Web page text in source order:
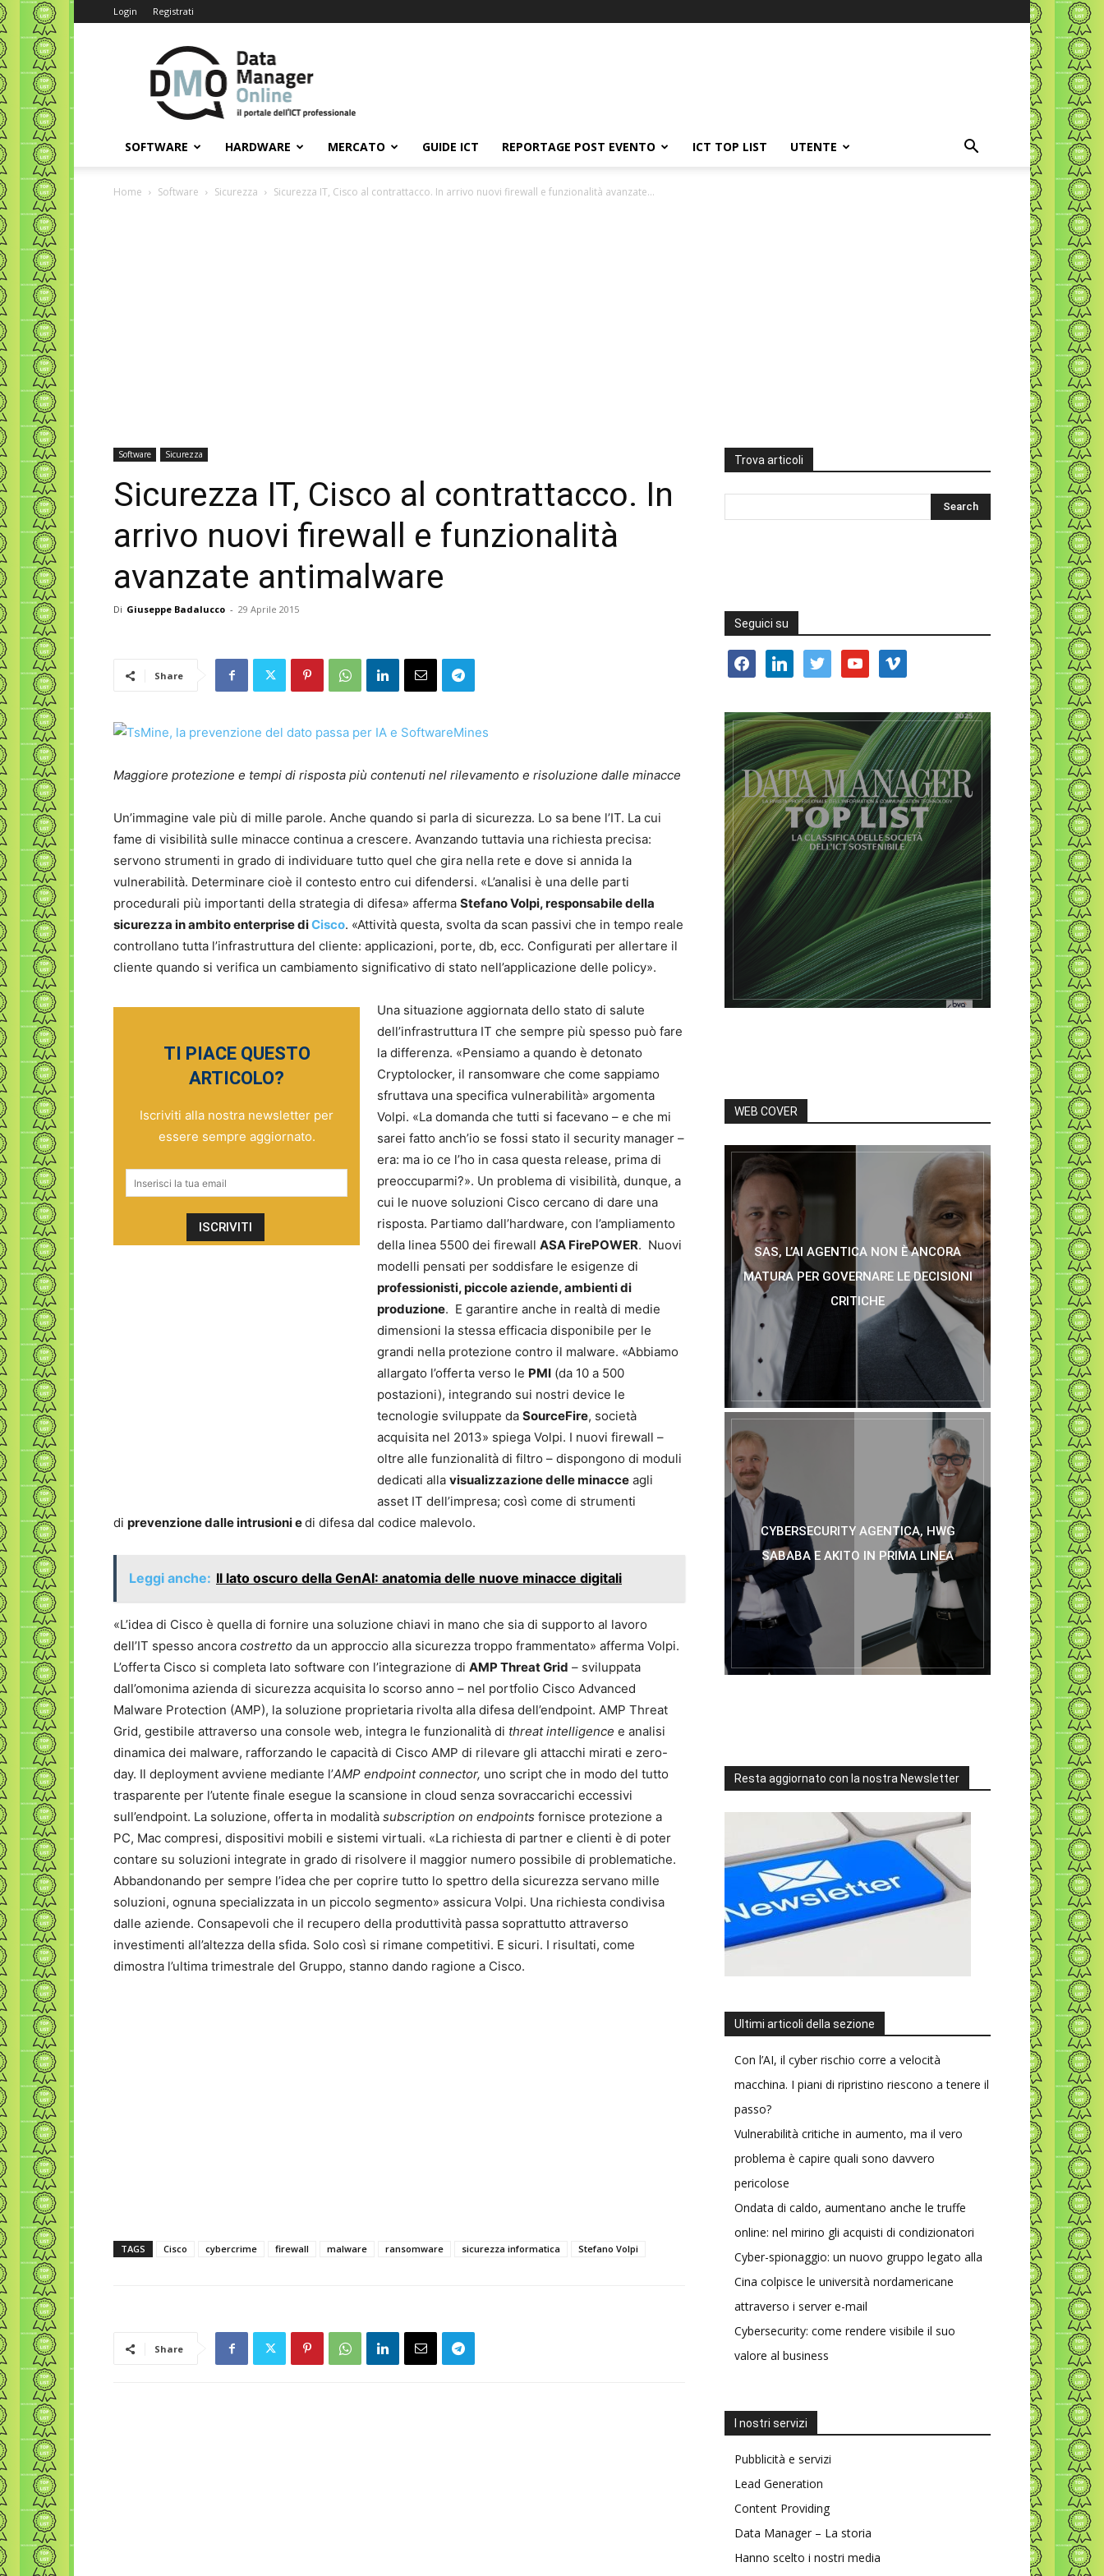
Login Registrati
Data
Manager
Online
SOFTWARE HARDWARE MERCATO GUIDE ICT REPORTAGE POST EVENTO ICT TOP LIST UTENTE
Home Software Sicurezza Sicurezza IT, Cisco al contrattacco. In arrivo nuovi firewall e funzionalità avanzate...
Software Sicurezza
Sicurezza IT, Cisco al contrattacco. In
arrivo nuovi firewall e funzionalità
avanzate antimalware
Di Giuseppe Badalucco - 29 Aprile 2015
Share
Maggiore protezione e tempi di risposta più contenuti nel rilevamento e risoluzione dalle minacce
Un’immagine vale più di mille parole. Anche quando si parla di sicurezza. Lo sa bene l’IT. La cui
fame di visibilità sulle minacce continua a crescere. Avanzando tuttavia una richiesta precisa:
servono strumenti in grado di individuare tutto quel che gira nella rete e dove si annida la
vulnerabilità. Determinare cioè il contesto entro cui difendersi. «L’analisi è una delle parti
procedurali più importanti della strategia di difesa» afferma Stefano Volpi, responsabile della
sicurezza in ambito enterprise diCisco. «Attività questa, svolta da scan passivi che in tempo reale
controllano tutta l’infrastruttura del cliente: applicazioni, porte, db, ecc. Configurati per allertare il
cliente quando si verifica un cambiamento significativo di stato nell’applicazione delle policy».
TI PIACE QUESTO
ARTICOLO?
Iscriviti alla nostra newsletter per
essere sempre aggiornato.
Una situazione aggiornata dello stato di salute
dell’infrastruttura IT che sempre più spesso può fare
la differenza. «Pensiamo a quando è detonato
Cryptolocker, il ransomware che come sappiamo
sfruttava una specifica vulnerabilità» argomenta
Volpi. «La domanda che tutti si facevano – e che mi
sarei fatto anch’io se fossi stato il security manager –
era: ma io ce l’ho in casa questa release, prima di
preoccuparmi?». Un problema di visibilità, dunque, a
cui le nuove soluzioni Cisco cercano di dare una
risposta. Partiamo dall’hardware, con l’ampliamento
della linea 5500 dei firewall ASA FirePOWER. Nuovi
modelli pensati per soddisfare le esigenze di
professionisti, piccole aziende, ambienti di
produzione. E garantire anche in realtà di medie
dimensioni la stessa efficacia disponibile per le
grandi nella protezione contro il malware. «Abbiamo
allargato l’offerta verso le PMI (da 10 a 500
postazioni), integrando sui nostri device le
tecnologie sviluppate da SourceFire, società
acquisita nel 2013» spiega Volpi. I nuovi firewall –
oltre alle funzionalità di filtro – dispongono di moduli
dedicati alla visualizzazione delle minacce agli
asset IT dell’impresa; così come di strumenti
di prevenzione dalle intrusioni edi difesa dal codice malevolo.
Leggi anche: Il lato oscuro della GenAI: anatomia delle nuove minacce digitali
«L’idea di Cisco è quella di fornire una soluzione chiavi in mano che sia di supporto al lavoro
dell’IT spesso ancora costretto da un approccio alla sicurezza troppo frammentato» afferma Volpi.
L’offerta Cisco si completa lato software con l’integrazione di AMP Threat Grid – sviluppata
dall’omonima azienda di sicurezza acquisita lo scorso anno – nel portfolio Cisco Advanced
Malware Protection (AMP), la soluzione proprietaria rivolta alla difesa dell’endpoint. AMP Threat
Grid, gestibile attraverso una console web, integra le funzionalità di threat intelligence e analisi
dinamica dei malware, rafforzando le capacità di Cisco AMP di rilevare gli attacchi mirati e zero-
day. Il deployment avviene mediante l’AMP endpoint connector, uno script che in modo del tutto
trasparente per l’utente finale esegue la scansione in cloud senza sovraccarichi eccessivi
sull’endpoint. La soluzione, offerta in modalità subscription on endpoints fornisce protezione a
PC, Mac compresi, dispositivi mobili e sistemi virtuali. «La richiesta di partner e clienti è di poter
contare su soluzioni integrate in grado di risolvere il maggior numero possibile di problematiche.
Abbandonando per sempre l’idea che per coprire tutto lo spettro della sicurezza servano mille
soluzioni, ognuna specializzata in un piccolo segmento» assicura Volpi. Una richiesta condivisa
dalle aziende. Consapevoli che il recupero della produttività passa soprattutto attraverso
investimenti all’altezza della sfida. Solo così si rimane competitivi. E sicuri. I risultati, come
dimostra l’ultima trimestrale del Gruppo, stanno dando ragione a Cisco.
TAGS Cisco cybercrime firewall malware ransomware sicurezza informatica Stefano Volpi
Share
Trova articoli
Seguici su
facebooklinkedin twitter youtube vimeo
WEB COVER
SAS, L’AI AGENTICA NON È ANCORA
MATURA PER GOVERNARE LE DECISIONI
CRITICHE
CYBERSECURITY AGENTICA, HWG
SABABA E AKITO IN PRIMA LINEA
Resta aggiornato con la nostra Newsletter
Ultimi articoli della sezione
Con l’AI, il cyber rischio corre a velocità
macchina. I piani di ripristino riescono a tenere il
passo?
Vulnerabilità critiche in aumento, ma il vero
problema è capire quali sono davvero
pericolose
Ondata di caldo, aumentano anche le truffe
online: nel mirino gli acquisti di condizionatori
Cyber-spionaggio: un nuovo gruppo legato alla
Cina colpisce le università nordamericane
attraverso i server e-mail
Cybersecurity: come rendere visibile il suo
valore al business
I nostri servizi
Pubblicità e servizi
Lead Generation
Content Providing
Data Manager – La storia
Hanno scelto i nostri media